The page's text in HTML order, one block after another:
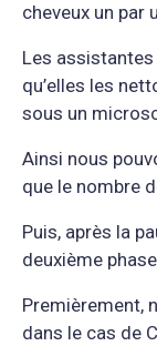
cheveux un par
Les
qu’elles les
sous un
Ainsi nous
que le nombre
Puis, après la
deuxième
Premièrement,
dans le cas de